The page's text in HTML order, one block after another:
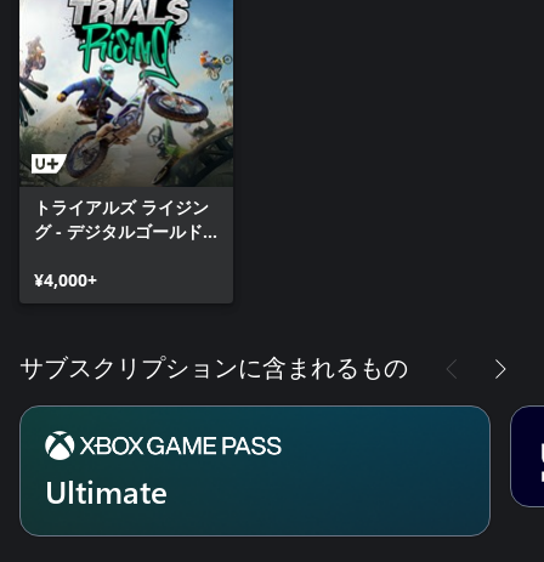
トライアルズ ライジン
グ - デジタルゴールド
¥4,000+
サブスクリプションに含まれるもの
Ultimate